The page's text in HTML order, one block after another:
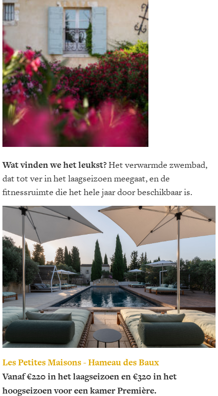
Wat vinden we het leukst?Het verwarmde zwembad,
dat tot ver in het laagseizoen meegaat, en de
fitnessruimte die het hele jaar door beschikbaar is.
Les Petites Maisons - Hameau des Baux
Vanaf €220 in het laagseizoen en €320 in het
hoogseizoen voor een kamer Première.